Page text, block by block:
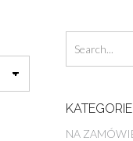
NA